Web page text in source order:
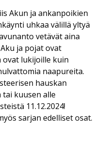
Akun ja ankanpoikien
uhkaa välillä yltyä
vetävät aina
ja pojat ovat
ovat lukijoille kuin
naapureita.
hauskan
kuusen alle
11.12.2024!
sarjan edelliset osat.